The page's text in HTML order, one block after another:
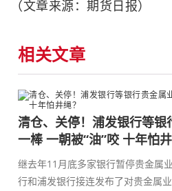
（文章来源：期货日报）
相关文章
清仓、关停！浦发银行等
一棒 一朝被“油”咬 十年怕井
继去年11月底多家银行暂停贵金属
行和浦发银行接连发布了对贵金属